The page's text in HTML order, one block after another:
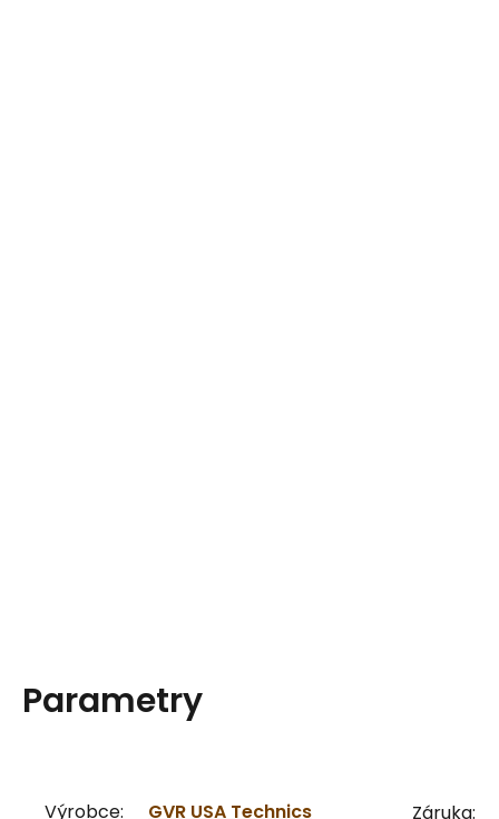
Parametry
Výrobce: GVR USA Technics Záruka: